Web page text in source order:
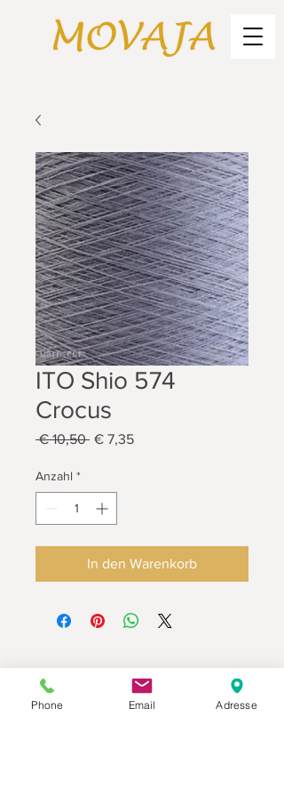
ITO Shio 574
Crocus
€ 10,50 Standardpreis
€ 7,35Sale-
Anzahl *
In den Warenkorb
Datenschutz
Phone Email Adresse